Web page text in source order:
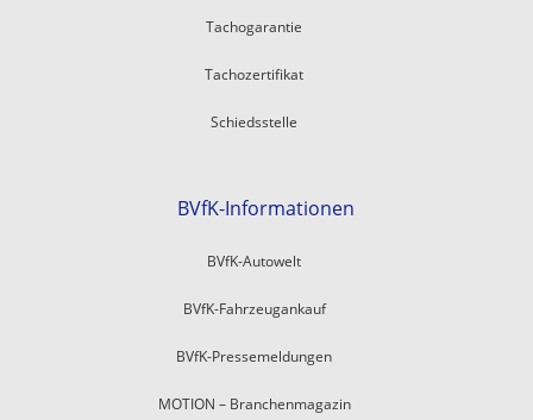
Tachogarantie
Tachozertifikat
Schiedsstelle
BVfK-Informationen
BVfK-Autowelt
BVfK-Fahrzeugankauf
BVfK-Pressemeldungen
MOTION – Branchenmagazin